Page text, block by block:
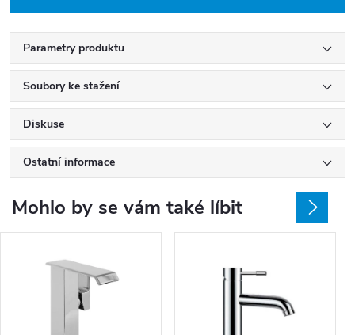
Parametry produktu
Soubory ke stažení
Diskuse
Ostatní informace
Mohlo by se vám také líbit